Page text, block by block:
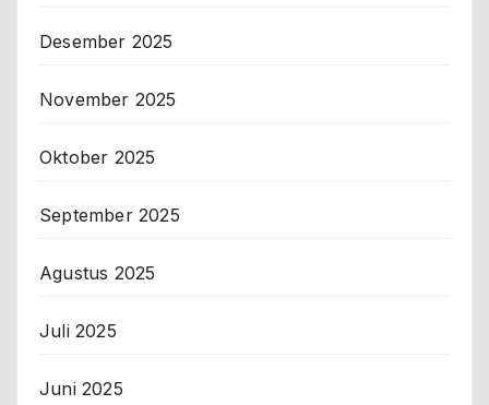
Desember 2025
November 2025
Oktober 2025
September 2025
Agustus 2025
Juli 2025
Juni 2025